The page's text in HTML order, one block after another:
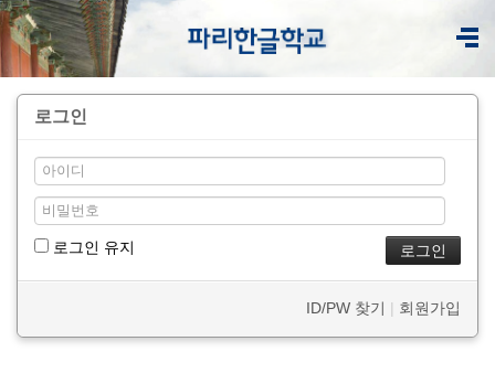
로그인
로그인 유지
ID/PW 찾기 | 회원가입